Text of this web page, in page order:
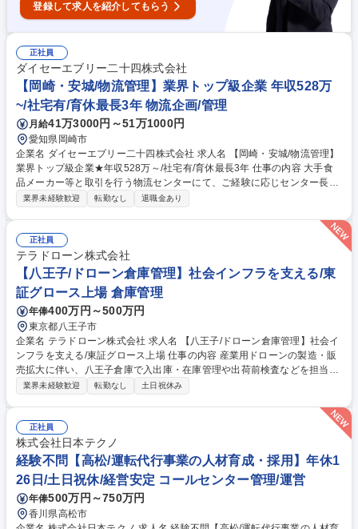
登録して求人を紹介してもらう
正社員
ダイセーエブリー二十四株式会社
【岡崎・安城/物流管理】業界トップ級企業 年収528万
~/社宅有/育休最長3年 物流企画/管理
月給41万3000円～51万1000円
愛知県岡崎市
企業名 ダイセーエブリー二十四株式会社 求人名 【岡崎・安城/物流管理】
業界トップ級企業★年収528万～/社宅有/育休最長3年 仕事の内容 大手食
品メーカー等と取引を行う物流センターにて、ご経験に応じセンター長、
物流企画、倉庫管理、運送管理等をお任せします。将来の上場を見据え、
季節ごとに変動する商品特性を踏まえた保管・配置計画、レイアウト設
計、動線改善や、リソースの最適配分をご担当いただきます。近年はAI等
を活用した業務改善も積極的に進めています。 募集職種 【岡崎・安城/物
流管理】業界トップ級企業★年収528万～/社宅有/育休最長3年
業界未経験歓迎 転勤なし 退職金あり
正社員
テラドローン株式会社
【八王子/ドローン倉庫管理】社会インフラを支える/東
証グロース上場 倉庫管理
年俸400万円～500万円
東京都八王子市
企業名 テラドローン株式会社 求人名 【八王子/ドローン倉庫管理】社会イ
ンフラを支える/東証グロース上場 仕事の内容 産業用ドローンの製造・販
売拡大に伴い、八王子倉庫で入出庫・在庫管理や出荷前検査などを担当。
物流体制の構築・改善にも携わり、事業成長を支えるポジションです。
の物流経験 ■検品・品質管理・出荷前検査経験 ■S/N・ロット・個体管理
経験 ■輸出出荷・インボイス・パッキングリスト作成経験 募集職種 【八
王子/ドローン倉庫管理】社会インフラを支える/東証グロース上場
業界未経験歓迎 転勤なし 土日祝休み
正社員
株式会社日本テクノ
経験不問【高松/運転代行事業の人材育成・採用】年休1
26日/土日祝休/経営安定 コールセンター管理/運営
年俸500万円～750万円
香川県高松市